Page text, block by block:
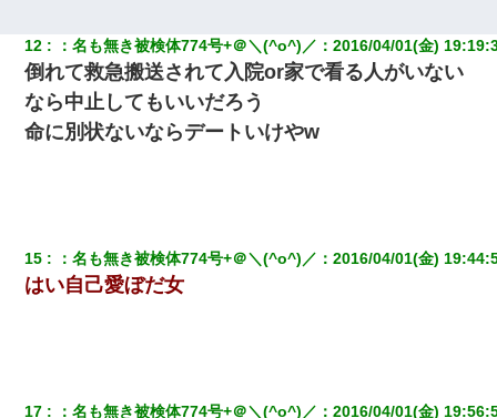
200万を貸したコウトから、追加で400万の申し込み、私「無理。
義弟より娘たちが大事」旦那「娘たちが成人したら別れよう」私
（は？）
宅飲みで女友達の乳を見てしまった・・・
転職先が決まったので退職の意思を伝えたら。上司「無責任」
「簡単には辞めさせない」私（どうせ辞めるし…）→ 思いっきり
反論をしてみた
12 ：名も無き被検体774号+＠＼(^o^)／ ：2016/04/01(金)
倒れて救急搬送されて入院or家で看る人がいない
なら中止してもいいだろう
命に別状ないならデートいけやw
15 ：名も無き被検体774号+＠＼(^o^)／ ：2016/04/01(金)
はい自己愛ぼだ女
17 ：名も無き被検体774号+＠＼(^o^)／ ：2016/04/01(金)